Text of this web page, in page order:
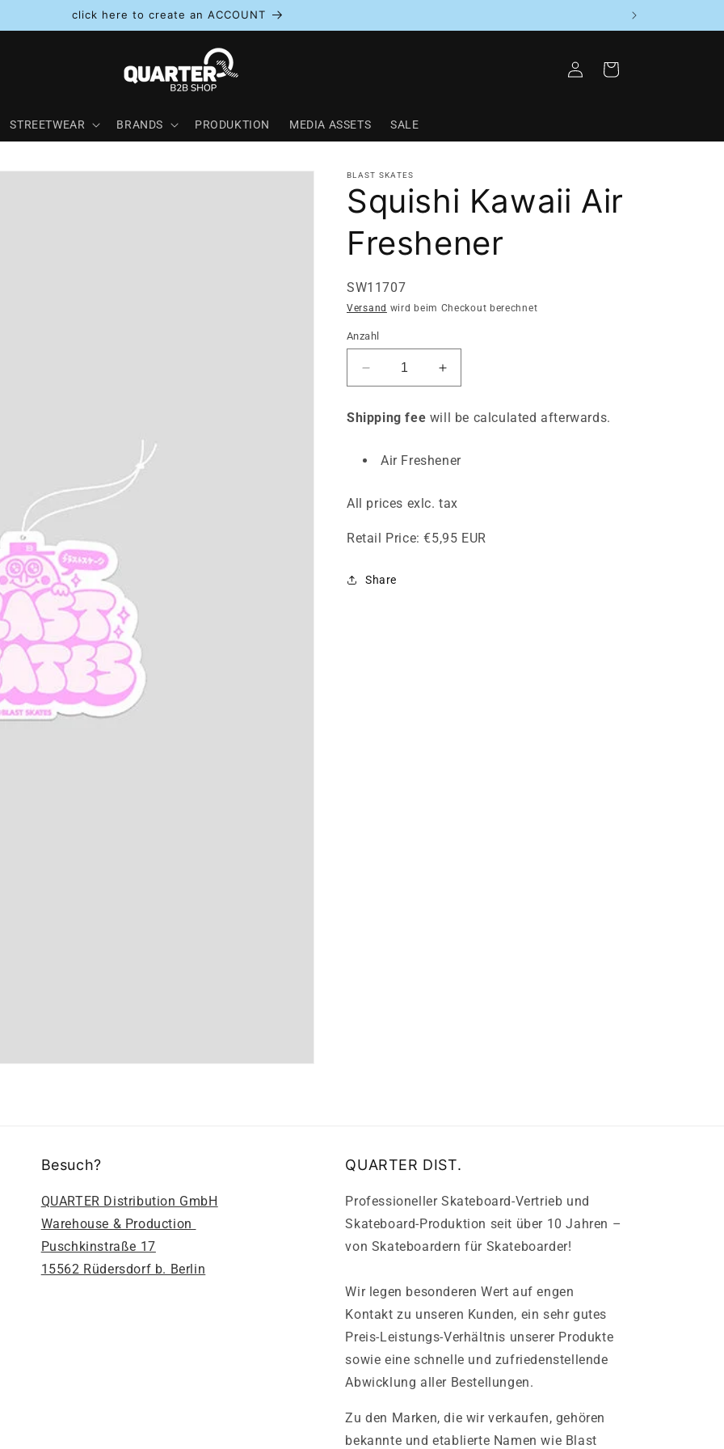
click here to create an ACCOUNT
STREETWEAR BRANDS PRODUKTION MEDIA ASSETS SALE
EinloggenWarenkorb
BLAST SKATES
Squishi Kawaii Air
Freshener
SKU:
SW11707
Versand wird beim Checkout berechnet
Anzahl
Verringere
die
Menge
für
Kawaii
Erhöhe
die
Menge
für
Kawaii
Shipping fee will be calculated afterwards.
Air Freshener
All prices exlc. tax
Retail Price:€5,95 EUR
Share
Besuch?
QUARTER Distribution GmbH
Warehouse & Production
Puschkinstraße 17
15562 Rüdersdorf b. Berlin
QUARTER DIST.
Professioneller Skateboard-Vertrieb und
Skateboard-Produktion seit über 10 Jahren –
von Skateboardern für Skateboarder!
Wir legen besonderen Wert auf engen
Kontakt zu unseren Kunden, ein sehr gutes
Preis-Leistungs-Verhältnis unserer Produkte
sowie eine schnelle und zufriedenstellende
Abwicklung aller Bestellungen.
Zu den Marken, die wir verkaufen, gehören
bekannte und etablierte Namen wie Blast